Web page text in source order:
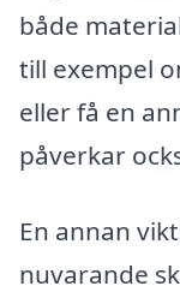
både
till exempel
eller få en
påverkar
En annan
nuvarande